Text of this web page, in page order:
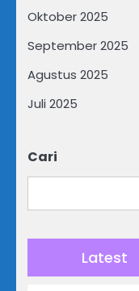
Oktober 2025
September 2025
Agustus 2025
Juli 2025
Cari
Latest